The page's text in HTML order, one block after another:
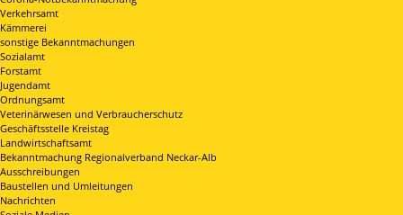
Verkehrsamt
Kämmerei
sonstige Bekanntmachungen
Sozialamt
Forstamt
Jugendamt
Ordnungsamt
Veterinärwesen und Verbraucherschutz
Geschäftsstelle Kreistag
Landwirtschaftsamt
Bekanntmachung Regionalverband Neckar-Alb
Ausschreibungen
Baustellen und Umleitungen
Nachrichten